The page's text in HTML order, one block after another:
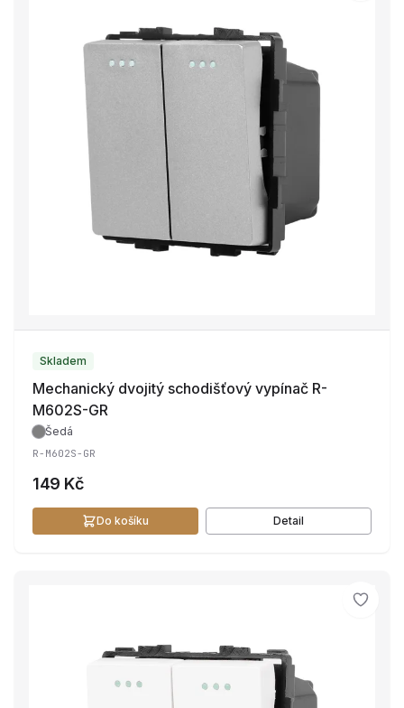
Skladem
Mechanický dvojitý schodišťový vypínač R-
M602S-GR
Šedá
R-M602S-GR
149 Kč
Do košíku Detail